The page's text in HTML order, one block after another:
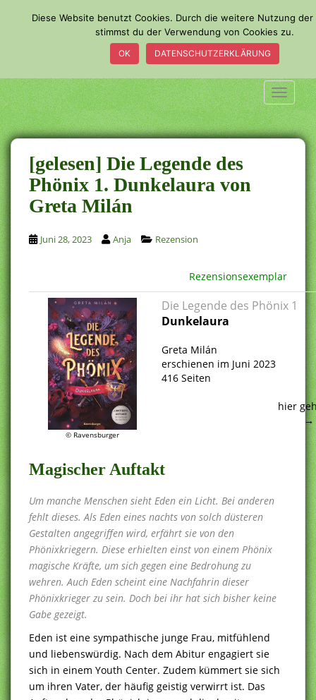
o
m
a
i
n
c
o
n
t
e
n
t
[gelesen] Die Legende des
Phönix 1. Dunkelaura von
Greta Milán
Juni 28, 2023 Anja Rezension
Rezensionsexemplar
© Ravensburger
Die Legende des Phönix 1
Dunkelaura
Greta Milán
erschienen im Juni 2023
416 Seiten
hier
→
Magischer Auftakt
Um manche Menschen sieht Eden ein Licht. Bei anderen
fehlt dieses. Als Eden eines nachts von solch düsteren
Gestalten angegriffen wird, erfährt sie von den
Phönixkriegern. Diese erhielten einst von einem Phönix
magische Kräfte, um sich gegen eine Bedrohung zu
wehren. Auch Eden scheint eine Nachfahrin dieser
Phönixkrieger zu sein. Doch bei ihr hat sich bisher keine
Gabe gezeigt.
Eden ist eine sympathische junge Frau, mitfühlend
und liebenswürdig. Nach dem Abitur engagiert sie
sich in einem Youth Center. Zudem kümmert sie sich
um ihren Vater, der häufig geistig verwirrt ist. Das
Diese Website benutzt Cookies. Durch die weitere Nutzung der
stimmst du der Verwendung von Cookies zu.
OK DATENSCHUTZERKLÄRUNG